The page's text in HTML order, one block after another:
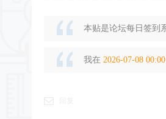
本贴是论坛每日签到
我在 2026-07-08 00:00